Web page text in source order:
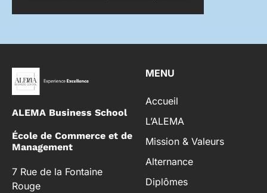
ALEMA Business School
École de Commerce et de
Management
7 Rue de la Fontaine
Rouge
MENU
Accueil
L’ALEMA
Mission & Valeurs
Alternance
Diplômes